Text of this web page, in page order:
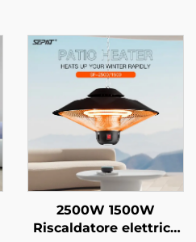
2500W 1500W
Riscaldatore elettrico